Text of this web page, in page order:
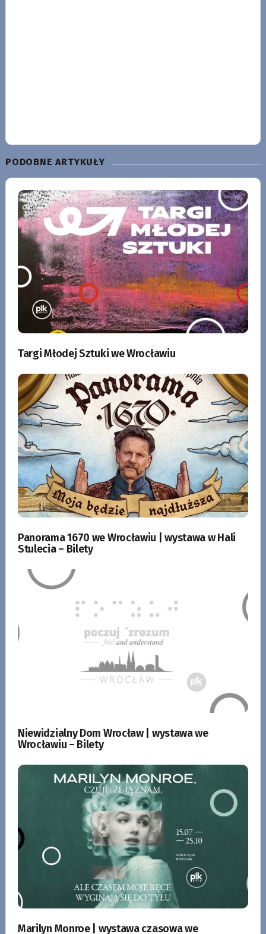
PODOBNE ARTYKUŁY
Targi Młodej Sztuki we Wrocławiu
Panorama 1670 we Wrocławiu | wystawa w Hali
Stulecia – Bilety
Niewidzialny Dom Wrocław | wystawa we
Wrocławiu – Bilety
Marilyn Monroe | wystawa czasowa we